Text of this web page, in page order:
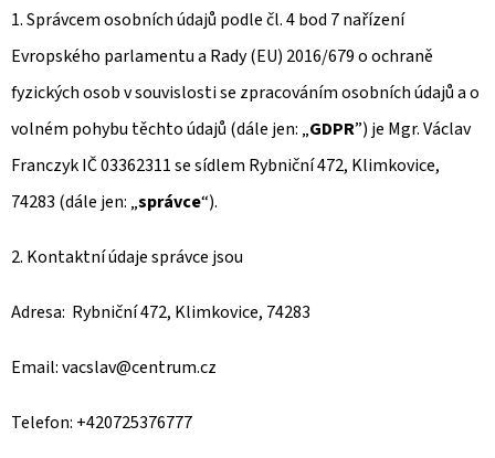
1. Správcem osobních údajů podle čl. 4 bod 7 nařízení
Evropského parlamentu a Rady (EU) 2016/679 o ochraně
fyzických osob v souvislosti se zpracováním osobních údajů a o
volném pohybu těchto údajů (dále jen: „GDPR”) je Mgr. Václav
Franczyk IČ 03362311 se sídlem Rybniční 472, Klimkovice,
74283 (dále jen: „správce“).
2. Kontaktní údaje správce jsou
Adresa: Rybniční 472, Klimkovice, 74283
Email: vacslav@centrum.cz
Telefon: +420725376777
E
B
U
J
E
T
E
A
J
Í
T